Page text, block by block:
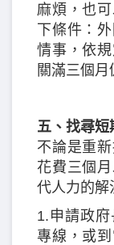
麻煩，也
下條件：
情事，依
關滿三個月
五、找尋短
不論是重
花費三個
代人力的解
1.申請政
專線，或